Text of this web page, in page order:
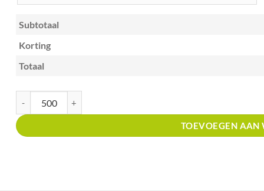
Subtotaal
Korting
Totaal
TOEVOEGEN AAN